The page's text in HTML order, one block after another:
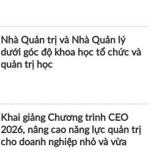
Nhà Quản trị và Nhà Quản lý
dưới góc độ khoa học tổ chức và
quản trị học
Khai giảng Chương trình CEO
2026, nâng cao năng lực quản trị
cho doanh nghiệp nhỏ và vừa